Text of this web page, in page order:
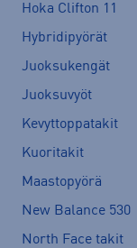
Hoka Clifton 11
Hybridipyörät
Juoksukengät
Juoksuvyöt
Kevyttoppatakit
Kuoritakit
Maastopyörä
New Balance 530
North Face takit